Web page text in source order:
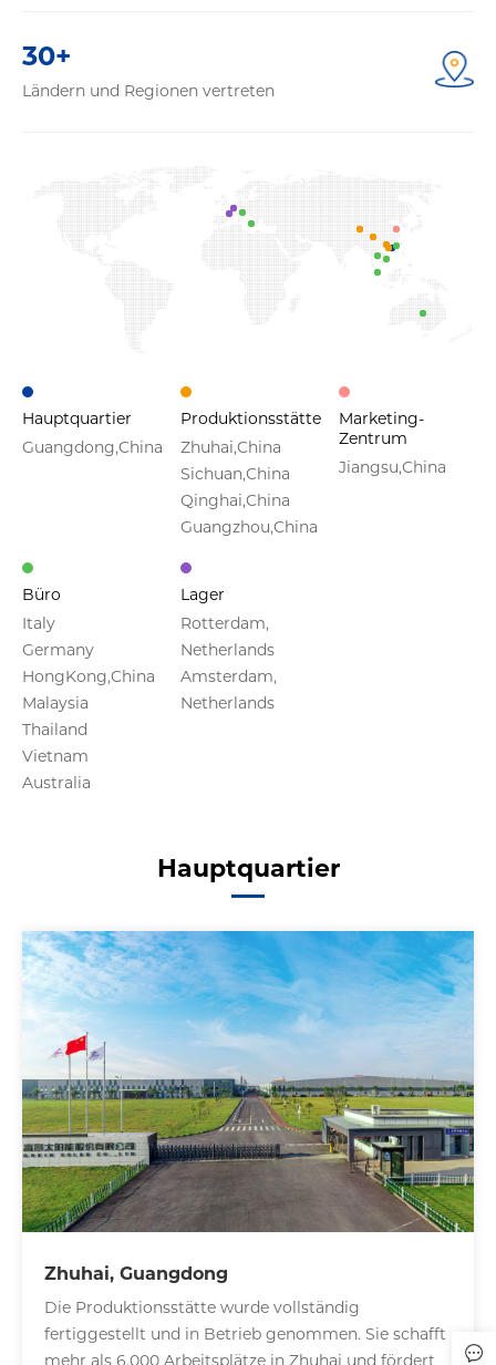
30+
Ländern und Regionen vertreten
Hauptquartier
Guangdong,China
Produktionsstätte
Zhuhai,China
Sichuan,China
Qinghai,China
Guangzhou,China
Marketing-
Zentrum
Jiangsu,China
Büro
Italy
Germany
HongKong,China
Malaysia
Thailand
Vietnam
Australia
Lager
Rotterdam,
Netherlands
Amsterdam,
Netherlands
Hauptquartier
Zhuhai, Guangdong
Die Produktionsstätte wurde vollständig
fertiggestellt und in Betrieb genommen. Sie schafft
mehr als 6.000 Arbeitsplätze in Zhuhai und fördert